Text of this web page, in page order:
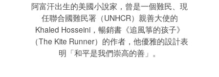
阿富汗出生的美國小說家，曾是一個難民、現
任聯合國難民署（UNHCR）親善大使的
Khaled Hosseini，暢銷書《追風箏的孩子》
（The Kite Runner）的作者，他優雅的設計表
明「和平是我們崇高的善」。